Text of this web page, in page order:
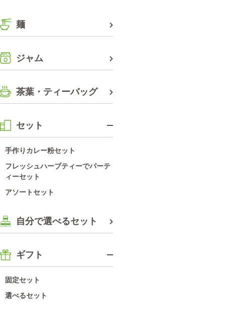
麺
ジャム
茶葉・ティーバッグ
セット
手作りカレー粉セット
フレッシュハーブティーでパーテ
ィーセット
アソートセット
自分で選べるセット
ギフト
固定セット
選べるセット